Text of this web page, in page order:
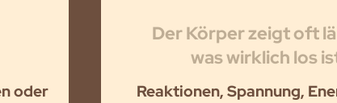
oder
Der Körper zeigt oft
was wirklich los
Reaktionen, Spannung,